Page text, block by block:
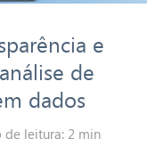
e
de
dados
de leitura: 2 min